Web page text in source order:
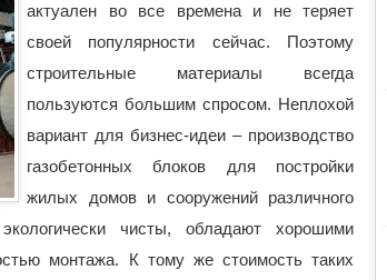
актуален во все времена и не теряет
своей популярности сейчас. Поэтому
строительные материалы всегда
пользуются большим спросом. Неплохой
вариант для бизнес-идеи – производство
газобетонных блоков для постройки
жилых домов и сооружений различного
чисты, обладают хорошими
монтажа. К тому же стоимость таких